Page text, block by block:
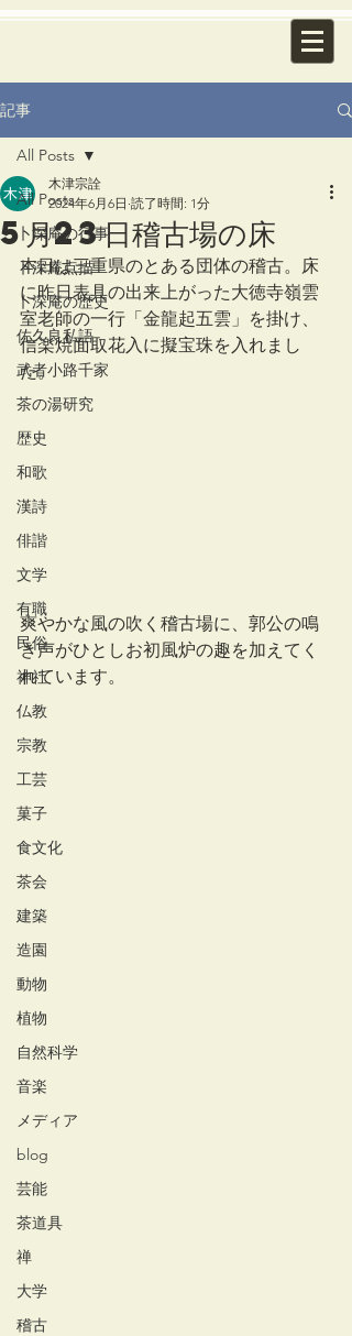
記事
All Posts
卜深庵の行事
卜深庵点描
卜深庵の歴史
佐久良私語
武者小路千家
茶の湯研究
歴史
和歌
漢詩
俳諧
文学
有職
民俗
神社
仏教
宗教
工芸
菓子
食文化
茶会
建築
造園
動物
植物
自然科学
音楽
メディア
blog
芸能
茶道具
禅
大学
稽古
All Posts
5月23日稽古場の床
木津宗詮
2024年6月6日 読了時間: 1分
本日は三重県のとある団体の稽古。床
に昨日表具の出来上がった大徳寺嶺雲
室老師の一行「金龍起五雲」を掛け、
信楽焼面取花入に擬宝珠を入れまし
た。
爽やかな風の吹く稽古場に、郭公の鳴
き声がひとしお初風炉の趣を加えてく
れています。